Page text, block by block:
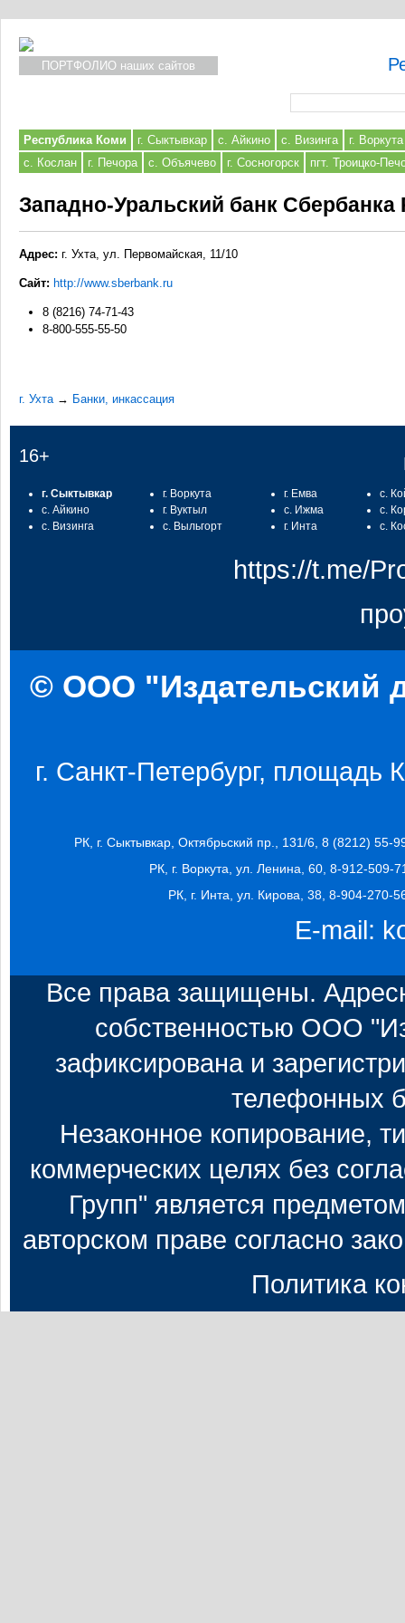
ПОРТФОЛИО наших сайтов
Республика Коми г. Сыктывкар с. Айкино с. Визинга
г. Воркута
с. Кослан
г. Печора с. Объячево г. Сосногорск пгт. Троицко-
Западно-Уральский банк
Адрес: г. Ухта, ул. Первомайская, 11/10
Сайт: http://www.sberbank.ru
8 (8216) 74-71-43
8-800-555-55-50
г. Ухта → Банки, инкассация
16+
г. Сыктывкар
с. Айкино
с. Визинга
г. Воркута
г. Вуктыл
с. Выльгорт
г. Емва
с. Ижма
г. Инта
с.
с.
с.
https://t.me/
© ООО "Издательский
г. Санкт-Петербург, площадь
РК, г. Сыктывкар, Октябрьский пр., 131/6, 8 (8212) 55-
РК, г. Воркута, ул. Ленина, 60, 8-912-509-
РК, г. Инта, ул. Кирова, 38, 8-904-270-
E-mail:
Все права защищены.
собственностью ООО
зафиксирована и
телефонных
Незаконное копирование,
коммерческих целях без
Групп" является
авторском праве согласно
Политика